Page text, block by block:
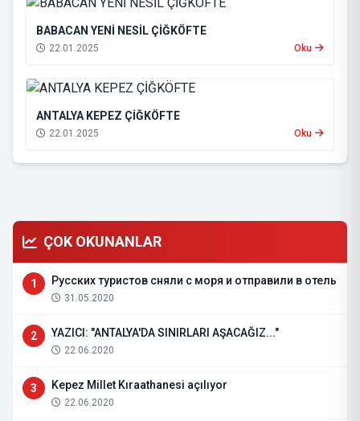
BABACAN YENİ NESİL ÇİĞKÖFTE
22.01.2025 Oku
ANTALYA KEPEZ ÇİĞKÖFTE
22.01.2025 Oku
ÇOK OKUNANLAR
1 Русских туристов сняли с моря и отправили в отель
31.05.2020
2 YAZICI: "ANTALYA'DA SINIRLARI AŞACAĞIZ..."
22.06.2020
3 Kepez Millet Kıraathanesi açılıyor
22.06.2020